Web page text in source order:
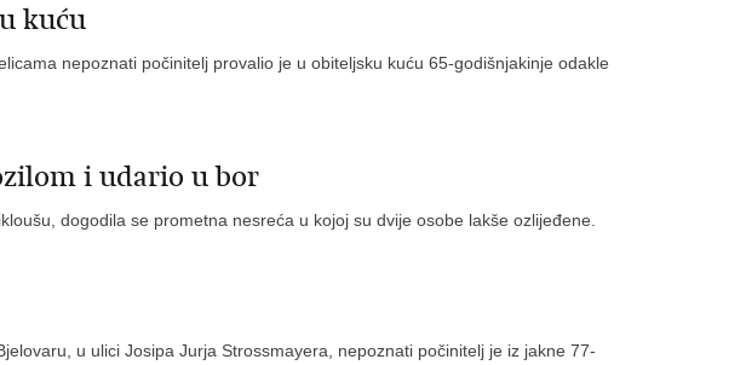
kuću
nepoznati počinitelj provalio je u obiteljsku kuću 65-godišnjakinje odakle
i udario u bor
dogodila se prometna nesreća u kojoj su dvije osobe lakše ozlijeđene.
u ulici Josipa Jurja Strossmayera, nepoznati počinitelj je iz jakne 77-